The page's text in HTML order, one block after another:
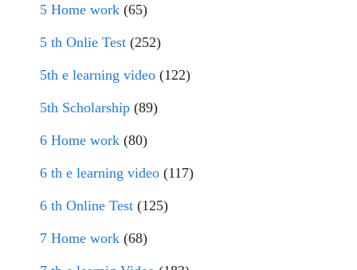
5 Home work (65)
5 th Onlie Test (252)
5th e learning video (122)
5th Scholarship (89)
6 Home work (80)
6 th e learning video (117)
6 th Online Test (125)
7 Home work (68)